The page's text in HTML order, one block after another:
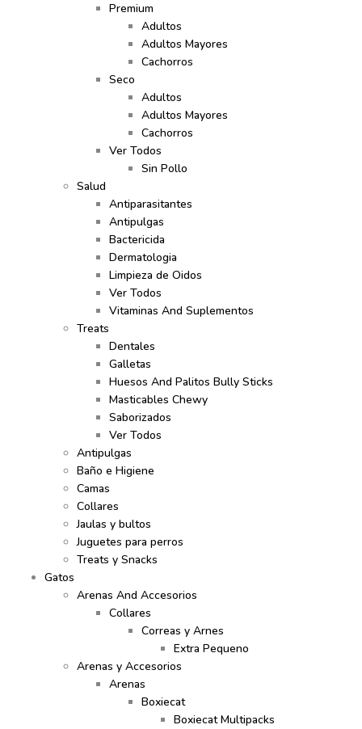
Premium
Adultos
Adultos Mayores
Cachorros
Seco
Adultos
Adultos Mayores
Cachorros
Ver Todos
Sin Pollo
Salud
Antiparasitantes
Antipulgas
Bactericida
Dermatologia
Limpieza de Oidos
Ver Todos
Vitaminas And Suplementos
Treats
Dentales
Galletas
Huesos And Palitos Bully Sticks
Masticables Chewy
Saborizados
Ver Todos
Antipulgas
Baño e Higiene
Camas
Collares
Jaulas y bultos
Juguetes para perros
Treats y Snacks
Gatos
Arenas And Accesorios
Collares
Correas y Arnes
Extra Pequeno
Arenas y Accesorios
Arenas
Boxiecat
Boxiecat Multipacks